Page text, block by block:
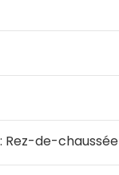
Rez-de-chaussée